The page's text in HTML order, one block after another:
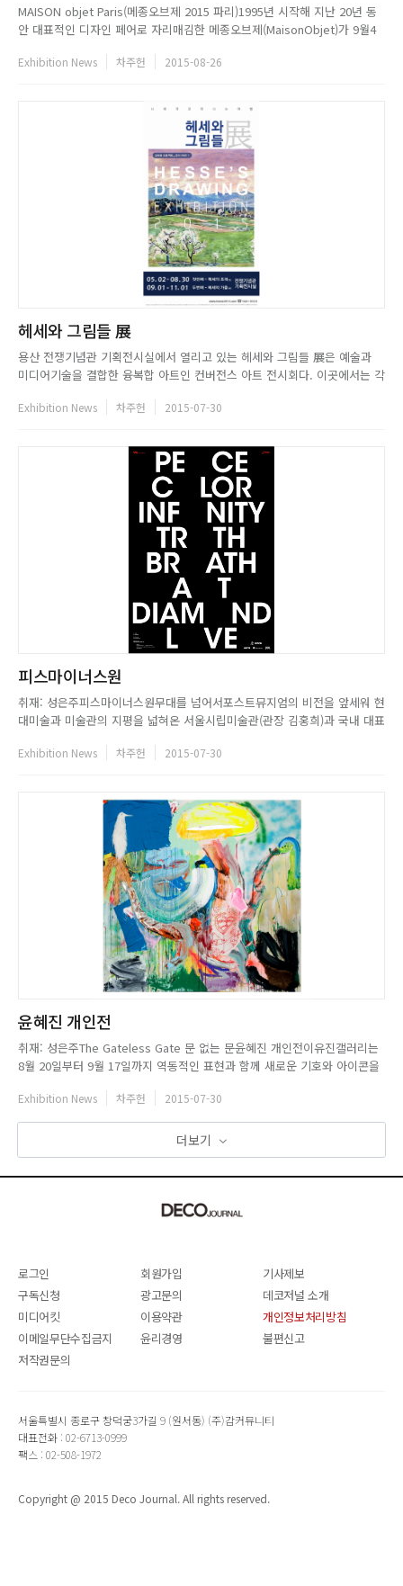
MAISON objet Paris(메종오브제 2015 파리)1995년 시작해 지난 20년 동
안 대표적인 디자인 페어로 자리매김한 메종오브제(MaisonObjet)가 9월4
리 노르 빌뺑뜨 전시장에서 개최되는 세계 최대 홈 데코 전시회 메종오브제
Exhibition News 차주헌 2015-08-26
헤세와 그림들 展
용산 전쟁기념관 기획전시실에서 열리고 있는 헤세와 그림들 展은 예술과
미디어기술을 결합한 융복합 아트인 컨버전스 아트 전시회다. 이곳에서는 각
시되어 있다. 마의 산으로 알려진 소설가 토마스만과 프랑스의 아카데미 문
Exhibition News 차주헌 2015-07-30
피스마이너스원
취재: 성은주피스마이너스원무대를 넘어서포스트뮤지엄의 비전을 앞세워 현
대미술과 미술관의 지평을 넓혀온 서울시립미술관(관장 김홍희)과 국내 대표
23일까지 피스마이너스원: 무대를 넘어서 PEACEMINUSONE: Beyond the
Exhibition News 차주헌 2015-07-30
윤혜진 개인전
취재: 성은주The Gateless Gate 문 없는 문윤혜진 개인전이유진갤러리는
8월 20일부터 9월 17일까지 역동적인 표현과 함께 새로운 기호와 아이콘을
을 개최한다. 작업의 키워드인 High-Voltage Low-tech의 작품들은 다채로
운 컬러와 여과 없이 직관적으로 표...
Exhibition News 차주헌 2015-07-30
더보기
로그인 회원가입
기사제보
구독신청
광고문의
데코저널 소개
미디어킷
이용약관
개인정보처리방침
이메일무단수집금지
윤리경영
불편신고
저작권문의
서울특별시 종로구 창덕궁3가길 9 (원서동) (주)감커뮤니티
대표전화 : 02-6713-0999
팩스 : 02-508-1972
Copyright @ 2015 Deco Journal. All rights reserved.